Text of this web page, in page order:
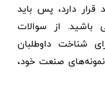
دارد، پس باید
باشید. از سوالات
شناخت داوطلبان
صنعت خود،